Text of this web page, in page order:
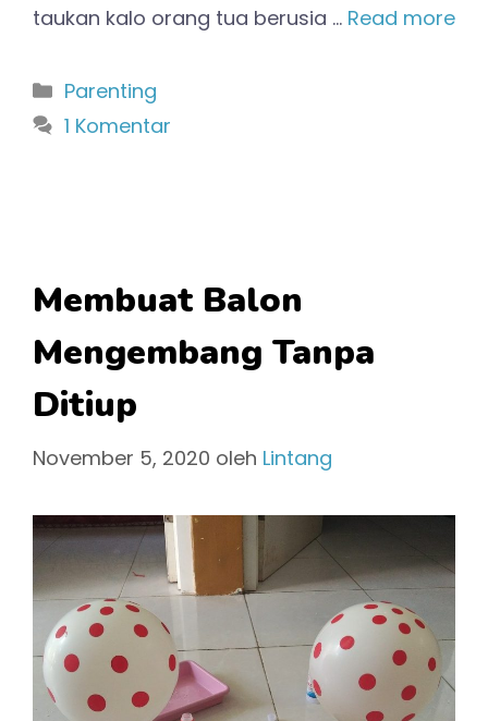
taukan kalo orang tua berusia … Read more
Kategori
Parenting
1 Komentar
Membuat Balon
Mengembang Tanpa
Ditiup
November 5, 2020 oleh Lintang